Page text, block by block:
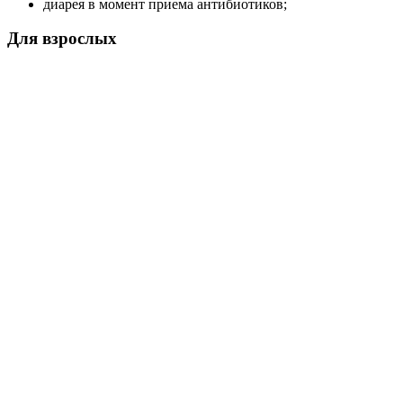
диарея в момент приема антибиотиков;
Для взрослых